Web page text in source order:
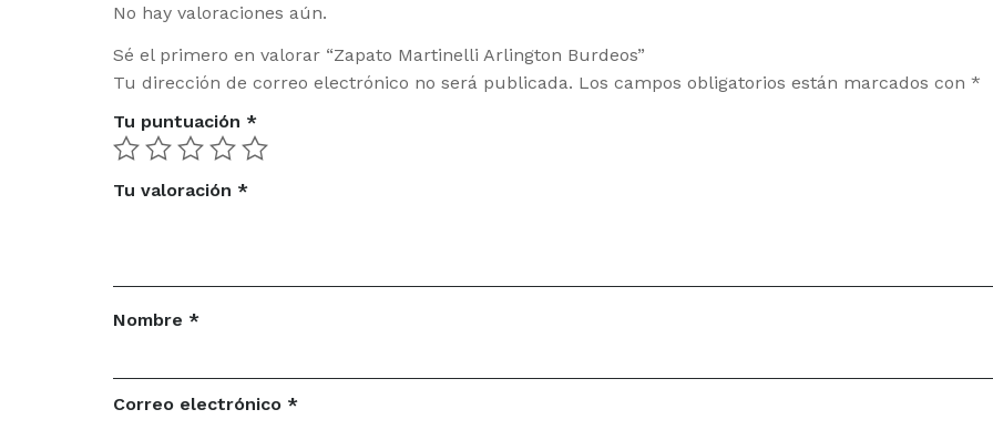
No hay valoraciones aún.
Sé el primero en valorar “Zapato Martinelli Arlington Burdeos”
Tu dirección de correo electrónico no será publicada. Los campos obligatorios están marcados con *
Tu puntuación *
Tu valoración *
Nombre *
Correo electrónico *